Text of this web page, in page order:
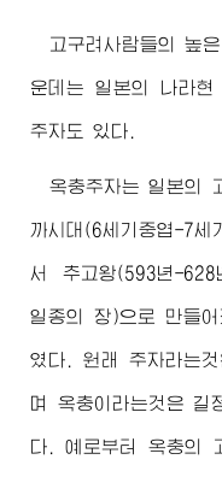
고구려사람들의 높
운데는 일본의 나라
주자도 있다.
옥충주자는 일본의
까시대(6세기중엽-7
서 추고왕(593년-
일종의 장)으로 만들
였다. 원래 주자라는
며 옥충이라는것은 길
다. 예로부터 옥충의